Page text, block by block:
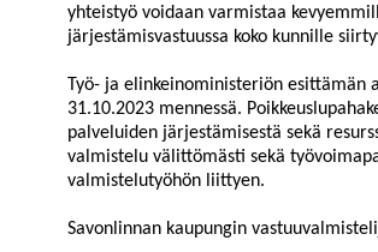
yhteistyö voidaan varmistaa
järjestämisvastuussa koko kunnille
Työ- ja elinkeinoministeriön esittämän
31.10.2023 mennessä.
palveluiden järjestämisestä sekä
valmistelu välittömästi sekä
valmistelutyöhön liittyen.
Savonlinnan kaupungin